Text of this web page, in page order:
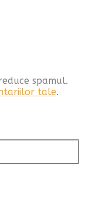
spamul.
tale.